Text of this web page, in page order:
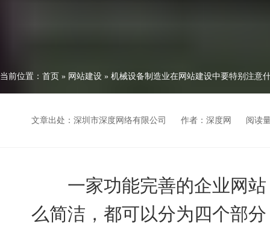
当前位置： 首页 » 网站建设 » 机械设备制造业在网站建设中要特别注意
文章出处：深圳市深度网络有限公司 作者：深度网 阅读
一家功能完善的企业网站
么简洁，都可以分为四个部